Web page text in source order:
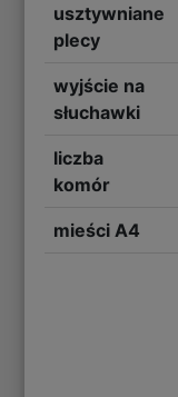
usztywniane
plecy
wyjście na
słuchawki
liczba
komór
mieści A4